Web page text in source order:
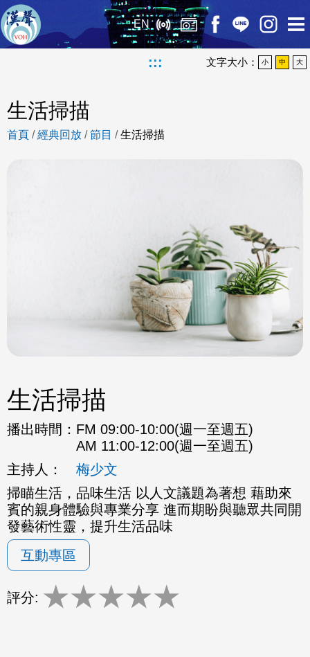
EN
::: 文字大小： 小 中 大
生活掃描
首頁 /經典回放 /節目 /生活掃描
生活掃描
播出時間： FM 09:00-10:00(週一至週五)
AM 11:00-12:00(週一至週五)
主持人：
梅少文
掃瞄生活，品味生活 以人文議題為著想 藉助來
賓的親身體驗與專業分享 進而期盼與聽眾共同開
發藝術性靈，提升生活品味
互動專區
評分: ★★★★★